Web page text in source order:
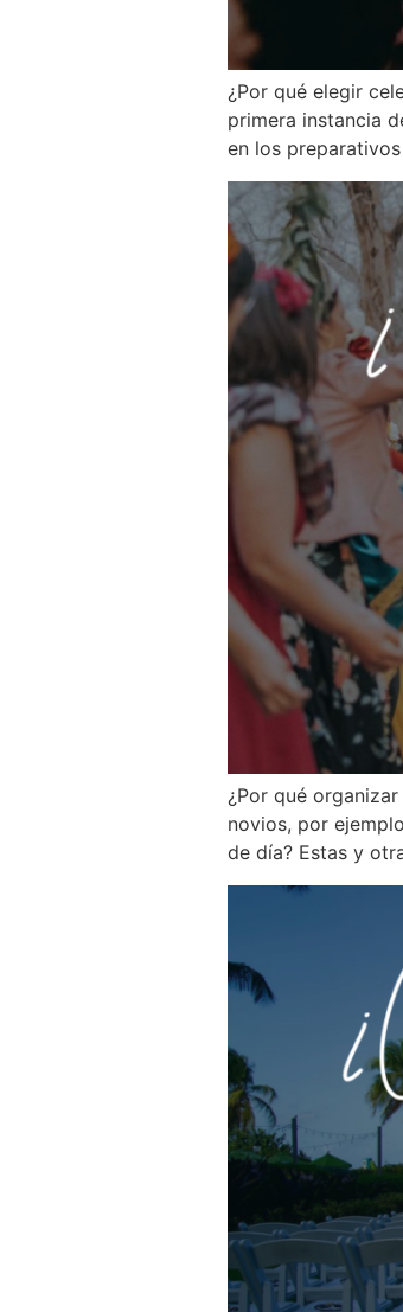
¿Por qué elegir
primera instancia
en los
¿Por qué
novios, por
de día? Estas y